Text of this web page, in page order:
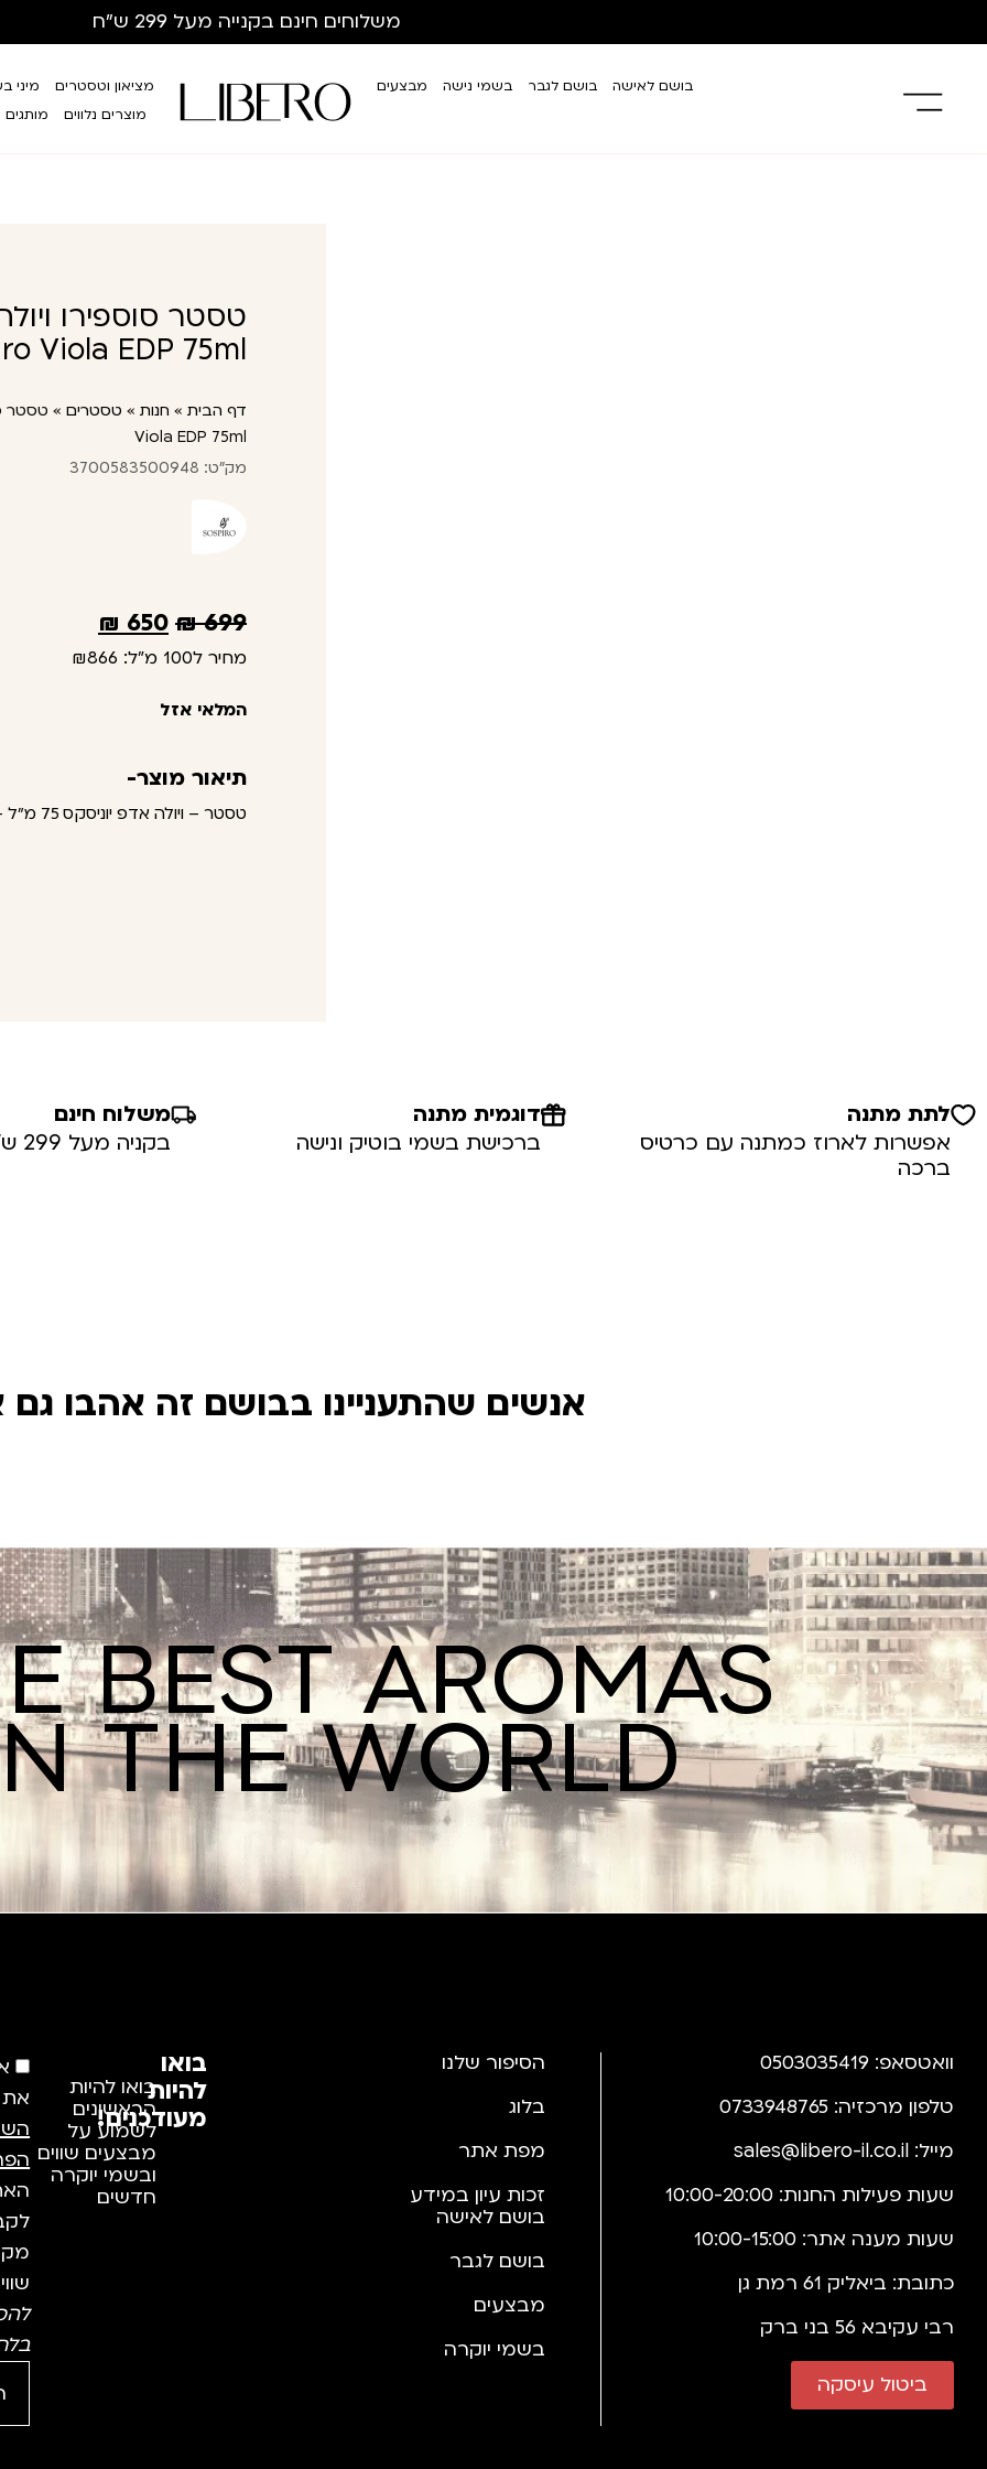
משלוחים חינם בקנייה מעל 299 ש”ח
בושם לאישה בושם לגבר בשמי נישה מבצעים מציאון וטסטרים
מיני
מוצרים נלווים
מותגים
Viola EDP 75ml
דף הבית » חנות » טסטרים »
Viola EDP 75ml
מק"ט: 3700583500948
699
₪
650
₪
מחיר ל100 מ"ל: ₪866
המלאי אזל
תיאור מוצר-
טסטר – ויולה אדפ יוניסקס 75 מ"ל – סוספירו
לתת מתנה
אפשרות לארוז כמתנה עם כרטיס
ברכה
דוגמית מתנה
ברכישת בשמי בוטיק ונישה
משלוח חינם
בקניה מעל 299 ש”ח
אנשים שהתעניינו בבושם זה אהבו
BEST AROMAS
THE WORLD
וואטסאפ: 0503035419
טלפון מרכזיה: 0733948765
מייל: sales@libero-il.co.il
שעות פעילות החנות: 10:00-20:00
שעות מענה אתר: 10:00-15:00
כתובת: ביאליק 61 רמת גן
רבי עקיבא 56 בני ברק
ביטול עיסקה
הסיפור שלנו
בלוג
מפת אתר
זכות עיון במידע
בושם לאישה
בושם לגבר
מבצעים
בשמי יוקרה
בואו
להיות
מעודכנים!
בואו להיות
הראשונים
לשמוע על
מבצעים שווים
ובשמי יוקרה
חדשים